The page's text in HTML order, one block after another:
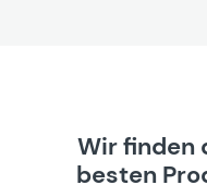
Wir finden
besten